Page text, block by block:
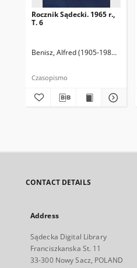
Rocznik Sądecki. 1965 r.,
T. 6
Benisz, Alfred (1905-1987).
Czasopismo
CONTACT DETAILS
Address
Sądecka Digital Library
Franciszkanska St. 11
33-300 Nowy Sacz, POLAND